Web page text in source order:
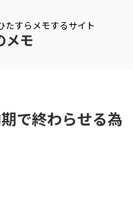
たすらメモするサイト
メモ
で終わらせる為